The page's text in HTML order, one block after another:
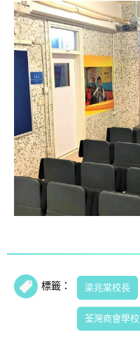
標籤： 梁兆棠校長
荃灣商會學校